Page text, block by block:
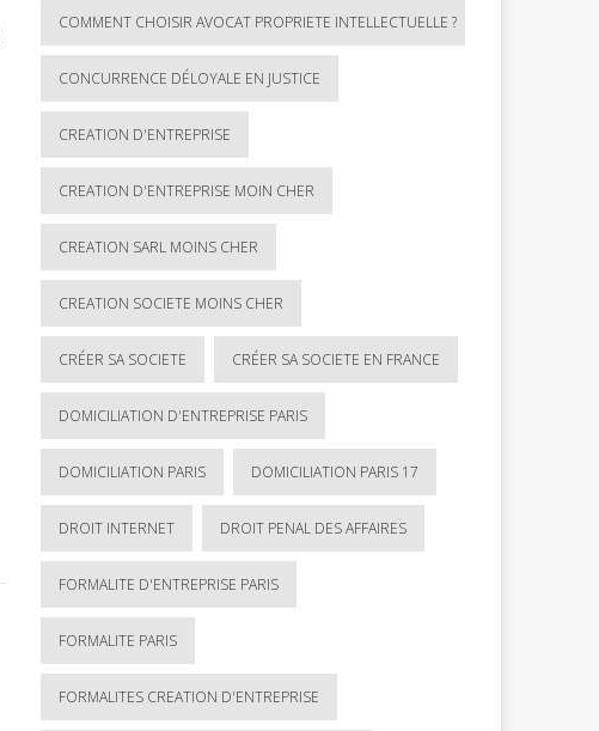
COMMENT CHOISIR AVOCAT PROPRIETE INTELLECTUELLE ?
CONCURRENCE DÉLOYALE EN JUSTICE
CREATION D'ENTREPRISE
CREATION D'ENTREPRISE MOIN CHER
CREATION SARL MOINS CHER
CREATION SOCIETE MOINS CHER
CRÉER SA SOCIETE CRÉER SA SOCIETE EN FRANCE
DOMICILIATION D'ENTREPRISE PARIS
DOMICILIATION PARIS DOMICILIATION PARIS 17
DROIT INTERNET DROIT PENAL DES AFFAIRES
FORMALITE D'ENTREPRISE PARIS
FORMALITE PARIS
FORMALITES CREATION D'ENTREPRISE